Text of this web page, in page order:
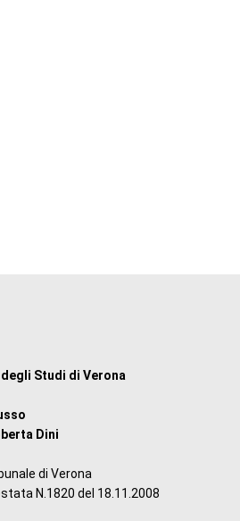
Studi di Verona
Dini
di Verona
N.1820 del 18.11.2008